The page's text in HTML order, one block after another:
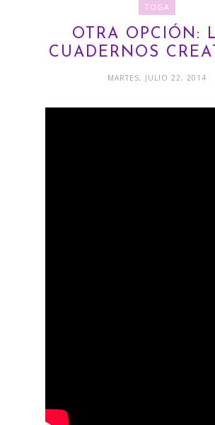
TOGA
OTRA OPCIÓN:
CUADERNOS
MARTES, JULIO 22, 2014